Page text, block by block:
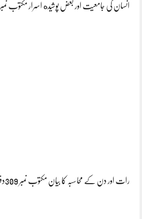
انسان کی جامعیت اور بعض پوشیده اسرار مکتوب نمبر 310دفتر اول
رات اور دن کے محاسبہ کا بیان مکتوب نمبر 309دفتر اول